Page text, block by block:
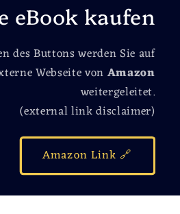
eBook kaufen
des Buttons werden Sie auf
Webseite vonAmazon
weitergeleitet.
(external link disclaimer)
Amazon Link 🔗